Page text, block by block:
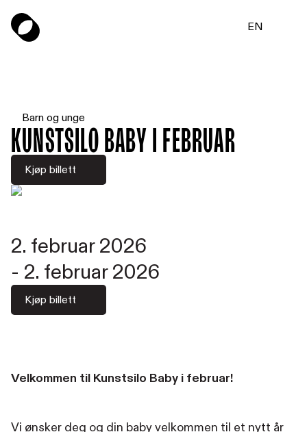
EN
Barn og unge
Kunstsilo Baby i februar
Kjøp billett
2. februar 2026
- 2. februar 2026
Kjøp billett
Velkommen til Kunstsilo Baby i februar!
Vi ønsker deg og din baby velkommen til et nytt år